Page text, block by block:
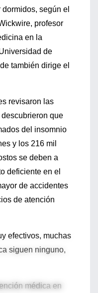
según el
profesor
en la
de
también dirige el
revisaron las
que
del insomnio
y los 216 mil
se deben a
deficiente en el
de accidentes
de atención
efectivos, muchas
siguen ninguno,
médica en